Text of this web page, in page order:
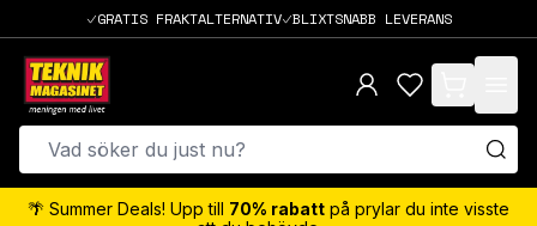
GRATIS FRAKTALTERNATIV BLIXTSNABB LEVERANS
items in cart,
🌴 Summer Deals! Upp till 70% rabatt på prylar du inte visste